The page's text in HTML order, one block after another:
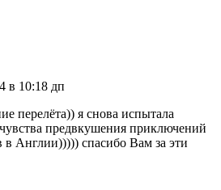
в 10:18 дп
перелёта)) я снова испытала
предвкушения приключений
в Англии))))) спасибо Вам за эти